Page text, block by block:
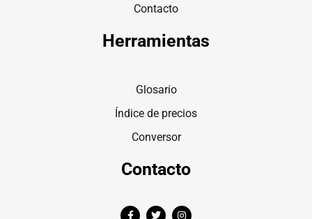
Contacto
Herramientas
Glosario
Índice de precios
Conversor
Contacto
F
T
I